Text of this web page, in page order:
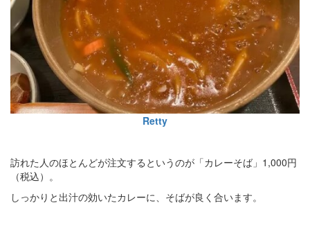
Retty
訪れた人のほとんどが注文するというのが「カレーそば」1,000円
（税込）。
しっかりと出汁の効いたカレーに、そばが良く合います。